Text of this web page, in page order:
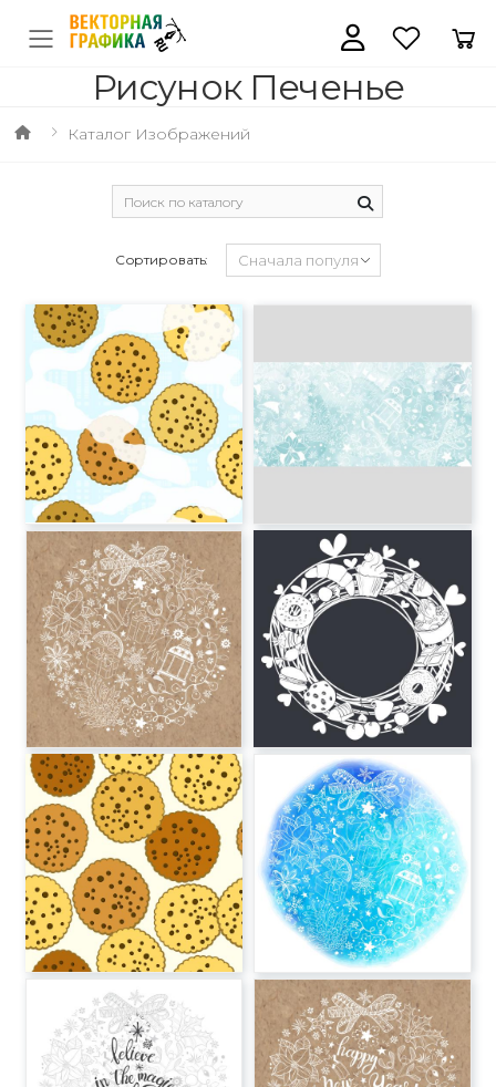
Рисунок Печенье
Каталог Изображений
Сортировать: